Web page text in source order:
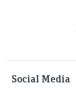
Social Media